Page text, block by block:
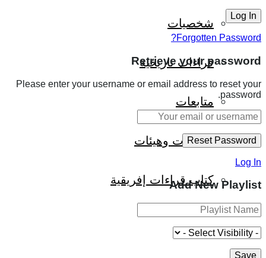
شخصيات
قراءات تاريخية
متابعات
منظمات وهيئات
كتاب قراءات إفريقية
Forgotten Password?
Retrieve your password
Please enter your username or email address to reset your
password.
Log In
Add New Playlist